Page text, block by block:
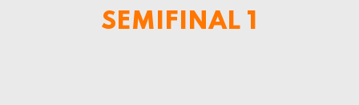
SEMIFINAL 1
4